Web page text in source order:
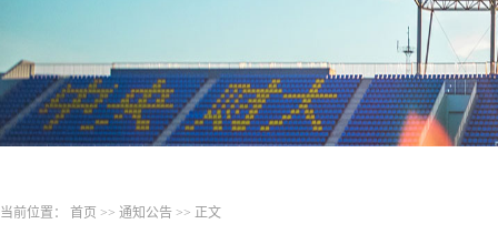
当前位置： 首页 >> 通知公告 >> 正文